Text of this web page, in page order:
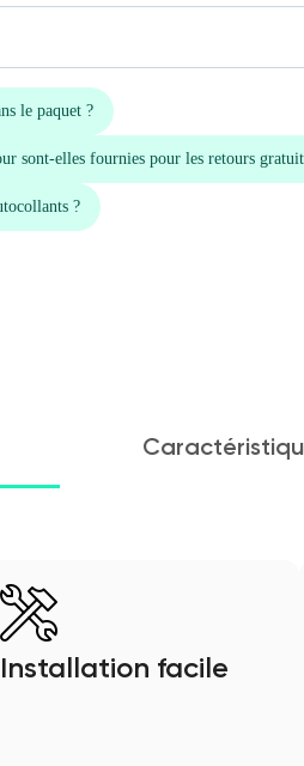
Installation facile